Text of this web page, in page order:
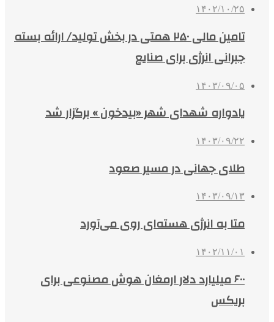
۱۴۰۲/۱۰/۲۵
تامین مالی ۲۵۰ همتی در بخش تولید/ ارائه بسته
جبرانی انرژی برای صنایع
۱۴۰۳/۰۹/۰۵
یادواره شهدای شهر «بیدخون » برگزار شد
۱۴۰۳/۰۹/۲۲
طلای جهانی در مسیر صعود
۱۴۰۳/۰۹/۱۳
متا به انرژی هسته‌ای روی می‌آورد
۱۴۰۲/۱۱/۰۱
۶۰۰ میلیارد دلار ارمغان هوش مصنوعی برای
بریکس